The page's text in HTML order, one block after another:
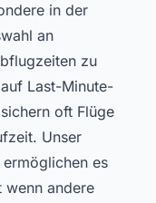
in der
an
zu
Last-Minute-
oft Flüge
Unser
es
wenn andere